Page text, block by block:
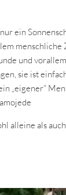
ein
und
sie ist
„eigener“
alleine als